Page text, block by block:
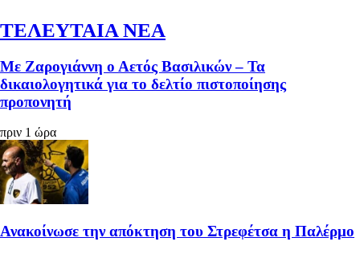
ΤΕΛΕΥΤΑΙΑ ΝΕΑ
Με Ζαρογιάννη ο Αετός Βασιλικών – Τα
δικαιολογητικά για το δελτίο πιστοποίησης
προπονητή
πριν 1 ώρα
Ανακοίνωσε την απόκτηση του Στρεφέτσα η Παλέρμο